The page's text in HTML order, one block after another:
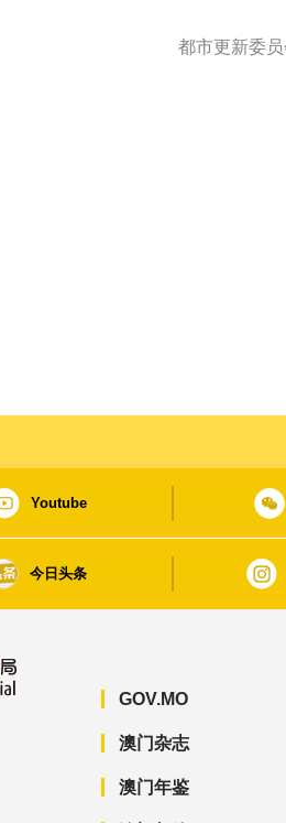
都市更新委
Youtube
今日头条
GOV.MO
澳门杂志
澳门年鉴